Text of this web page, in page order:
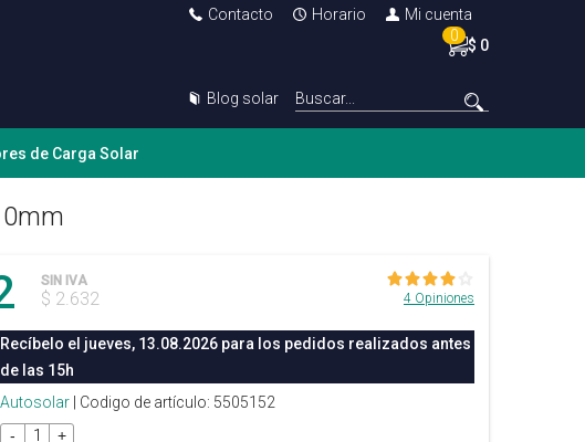
Contacto Horario
Mi cuenta
0
$ 0
Blog solar
de Carga Solar
SIN IVA
$ 2.632 4 Opiniones
Recíbelo el jueves, 13.08.2026 para los pedidos realizados antes
de las 15h
Autosolar | Codigo de artículo: 5505152
- +